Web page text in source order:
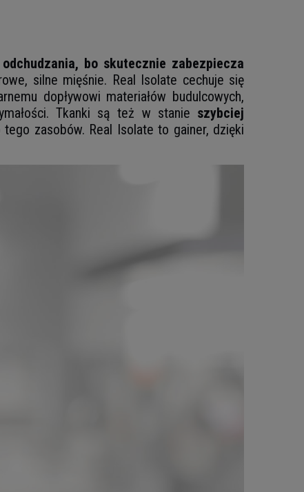
bo skutecznie zabezpiecza
silne mięśnie. Real Isolate cechuje się
dopływowi materiałów budulcowych,
Tkanki są też w stanie szybciej
zasobów. Real Isolate to gainer, dzięki